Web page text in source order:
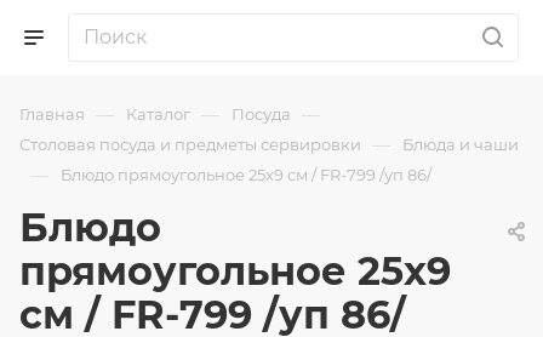
Главная — Каталог — Посуда —
Столовая посуда и предметы сервировки — Блюда и чаши
— Блюдо прямоугольное 25х9 см / FR-799 /уп 86/
Блюдо
прямоугольное 25х9
см / FR-799 /уп 86/